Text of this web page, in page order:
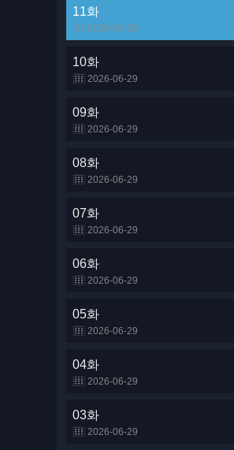
11화
2026-06-29
10화
2026-06-29
09화
2026-06-29
08화
2026-06-29
07화
2026-06-29
06화
2026-06-29
05화
2026-06-29
04화
2026-06-29
03화
2026-06-29